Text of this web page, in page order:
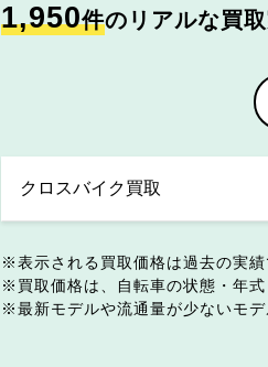
1,950件のリアルな買
表示される買取価格は過去の実
買取価格は、自転車の状態・年
最新モデルや流通量が少ないモ